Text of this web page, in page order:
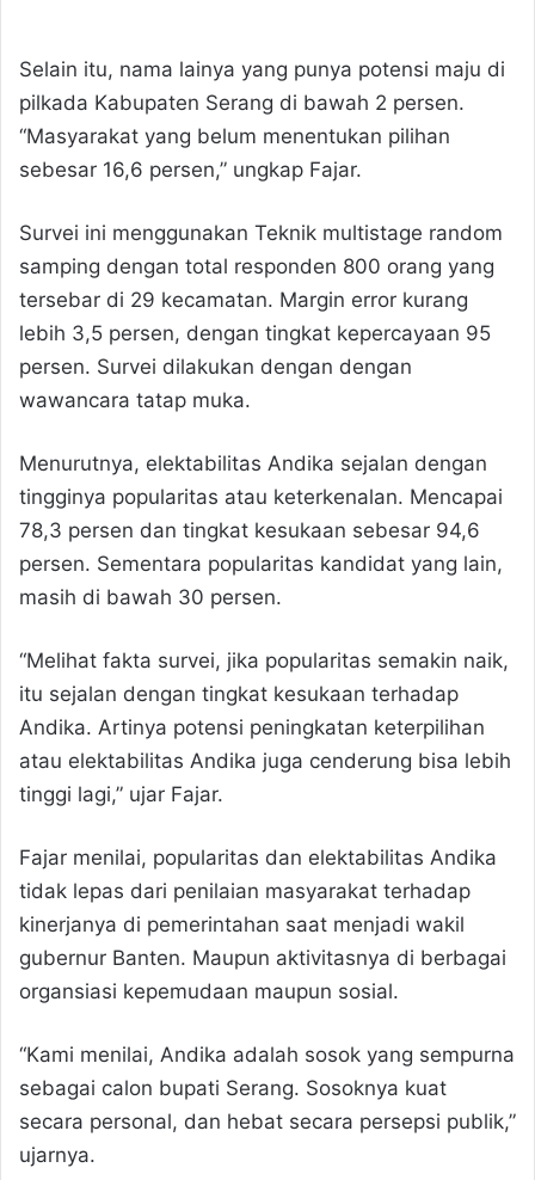
Selain itu, nama lainya yang punya potensi maju di
pilkada Kabupaten Serang di bawah 2 persen.
“Masyarakat yang belum menentukan pilihan
sebesar 16,6 persen,” ungkap Fajar.
Survei ini menggunakan Teknik multistage random
samping dengan total responden 800 orang yang
tersebar di 29 kecamatan. Margin error kurang
lebih 3,5 persen, dengan tingkat kepercayaan 95
persen. Survei dilakukan dengan dengan
wawancara tatap muka.
Menurutnya, elektabilitas Andika sejalan dengan
tingginya popularitas atau keterkenalan. Mencapai
78,3 persen dan tingkat kesukaan sebesar 94,6
persen. Sementara popularitas kandidat yang lain,
masih di bawah 30 persen.
“Melihat fakta survei, jika popularitas semakin naik,
itu sejalan dengan tingkat kesukaan terhadap
Andika. Artinya potensi peningkatan keterpilihan
atau elektabilitas Andika juga cenderung bisa lebih
tinggi lagi,” ujar Fajar.
Fajar menilai, popularitas dan elektabilitas Andika
tidak lepas dari penilaian masyarakat terhadap
kinerjanya di pemerintahan saat menjadi wakil
gubernur Banten. Maupun aktivitasnya di berbagai
organsiasi kepemudaan maupun sosial.
“Kami menilai, Andika adalah sosok yang sempurna
sebagai calon bupati Serang. Sosoknya kuat
secara personal, dan hebat secara persepsi publik,”
ujarnya.